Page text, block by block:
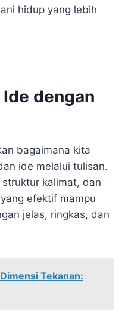
hidup yang lebih
dengan
bagaimana kita
ide melalui tulisan.
kalimat, dan
efektif mampu
jelas, ringkas, dan
Tekanan: